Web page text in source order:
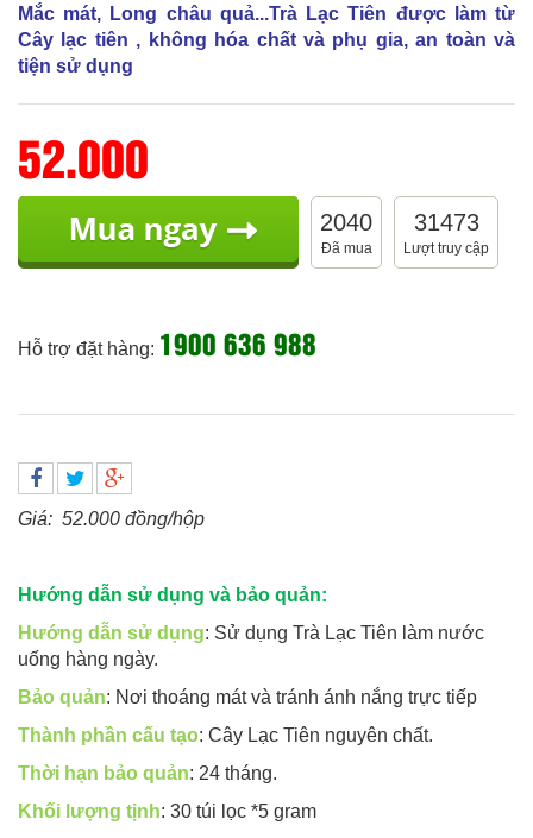
Mắc mát, Long châu quả...Trà Lạc Tiên được làm từ
Cây lạc tiên , không hóa chất và phụ gia, an toàn và
tiện sử dụng
52.000
2040
Đã mua
31473
Lượt truy cập
Hỗ trợ đặt hàng: 1900 636 988
Giá: 52.000 đồng/hộp
Hướng dẫn sử dụng và bảo quản:
Hướng dẫn sử dụng: Sử dụng Trà Lạc Tiên làm nước
uống hàng ngày.
Bảo quản: Nơi thoáng mát và tránh ánh nắng trực tiếp
Thành phần cấu tạo: Cây Lạc Tiên nguyên chất.
Thời hạn bảo quản: 24 tháng.
Khối lượng tịnh: 30 túi lọc *5 gram